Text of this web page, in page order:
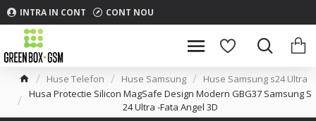
INTRA IN CONT CONT NOU
Huse Telefon Huse Samsung
Huse Samsung s24 Ultra
Husa Protectie Silicon MagSafe Design Modern GBG37 Samsung S
24 Ultra -Fata Angel 3D